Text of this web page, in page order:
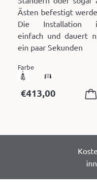
Ästen befestigt
Die Installation
einfach und dauert
ein paar Sekunden
Farbe
€413,00